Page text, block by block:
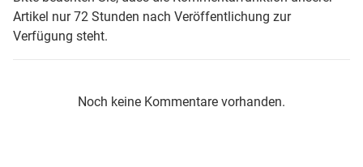
Artikel nur 72 Stunden nach Veröffentlichung zur
Verfügung steht.
Noch keine Kommentare vorhanden.